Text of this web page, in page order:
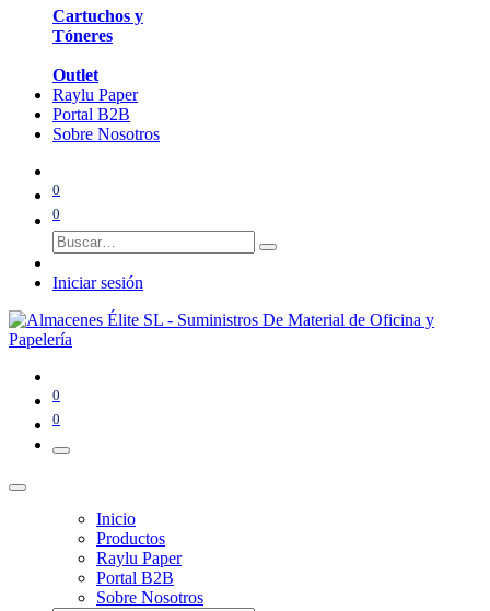
Cartuchos y
Tóneres
Outlet
Raylu Paper
Portal B2B
Sobre Nosotros
0
0
Iniciar sesión
0
0
Inicio
Productos
Raylu Paper
Portal B2B
Sobre Nosotros